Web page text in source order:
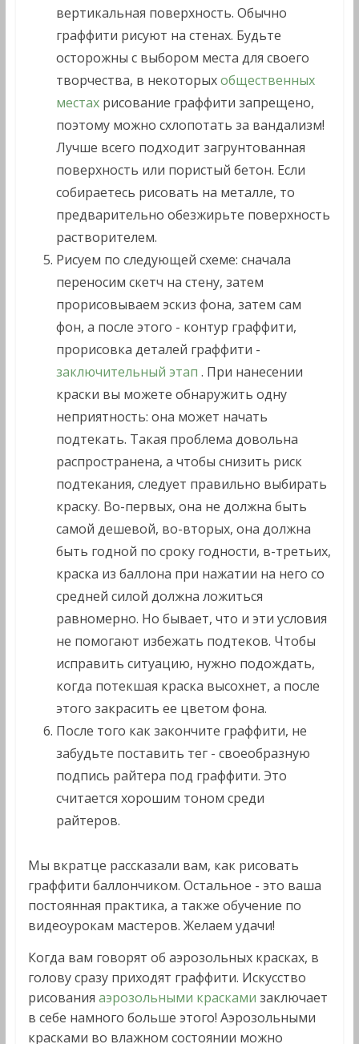
вертикальная поверхность. Обычно
граффити рисуют на стенах. Будьте
осторожны с выбором места для своего
творчества, в некоторыхобщественных
местах рисование граффити запрещено,
поэтому можно схлопотать за вандализм!
Лучше всего подходит загрунтованная
поверхность или пористый бетон. Если
собираетесь рисовать на металле, то
предварительно обезжирьте поверхность
растворителем.
Рисуем по следующей схеме: сначала
переносим скетч на стену, затем
прорисовываем эскиз фона, затем сам
фон, а после этого - контур граффити,
прорисовка деталей граффити -
заключительный этап . При нанесении
краски вы можете обнаружить одну
неприятность: она может начать
подтекать. Такая проблема довольна
распространена, а чтобы снизить риск
подтекания, следует правильно выбирать
краску. Во-первых, она не должна быть
самой дешевой, во-вторых, она должна
быть годной по сроку годности, в-третьих,
краска из баллона при нажатии на него со
средней силой должна ложиться
равномерно. Но бывает, что и эти условия
не помогают избежать подтеков. Чтобы
исправить ситуацию, нужно подождать,
когда потекшая краска высохнет, а после
этого закрасить ее цветом фона.
После того как закончите граффити, не
забудьте поставить тег - своеобразную
подпись райтера под граффити. Это
считается хорошим тоном среди
райтеров.
Мы вкратце рассказали вам, как рисовать
граффити баллончиком. Остальное - это ваша
постоянная практика, а также обучение по
видеоурокам мастеров. Желаем удачи!
Когда вам говорят об аэрозольных красках, в
голову сразу приходят граффити. Искусство
рисования аэрозольными красками заключает
в себе намного больше этого! Аэрозольными
красками во влажном состоянии можно